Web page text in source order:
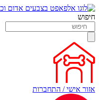
חיפוש
אזור אישי / התחברות